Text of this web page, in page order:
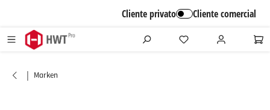
Cliente privato Cliente comercial
| Marken